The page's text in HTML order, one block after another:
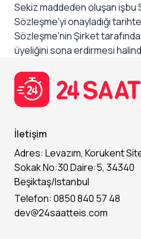
Sekiz maddeden oluşan işbu
Sözleşme'yi onayladığı
Sözleşme'nin Şirket
üyeliğini sona erdirmesi
İletişim
Adres: Levazım, Korukent
Sokak No:30 Daire:5, 34340
Beşiktaş/Istanbul
Telefon: 0850 840 57 48
dev@24saatteis.com